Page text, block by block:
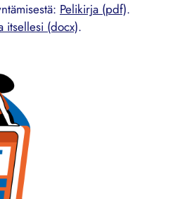
Pelikirja (pdf).
itsellesi (docx).